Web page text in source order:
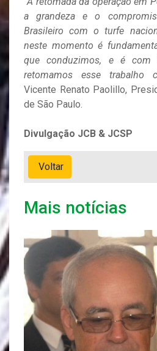
a grandeza e o
Brasileiro com o turfe
neste momento é
que conduzimos, e é com
retomamos esse trabalho
Vicente Renato Paolillo,
de São Paulo.
Divulgação JCB & JCSP
Voltar
Mais notícias